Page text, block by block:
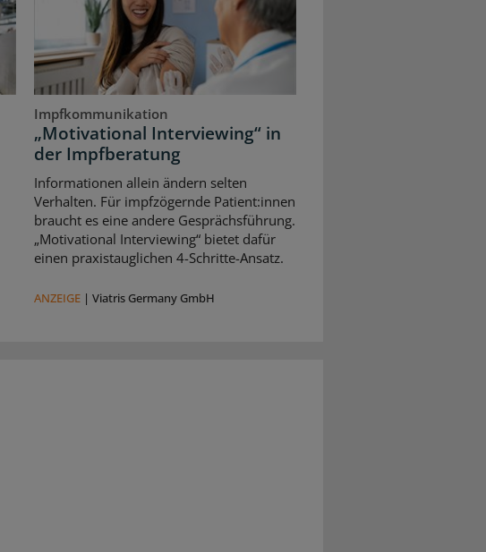
Impfkommunikation
„Motivational Interviewing“ in
der Impfberatung
Informationen allein ändern selten
Verhalten. Für impfzögernde Patient:innen
braucht es eine andere Gesprächsführung.
„Motivational Interviewing“ bietet dafür
einen praxistauglichen 4-Schritte-Ansatz.
ANZEIGE| Viatris Germany GmbH